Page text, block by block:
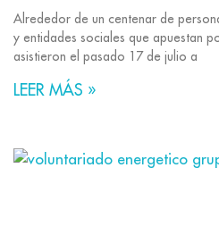
Alrededor de un centenar de
y entidades sociales que apuestan
asistieron el pasado 17 de julio a
LEER MÁS »